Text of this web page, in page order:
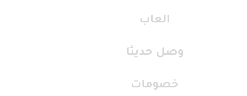
العاب
وصل حديثا
خصومات